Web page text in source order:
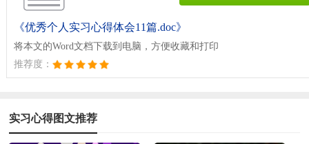
《优秀个人实习心得体会11篇.doc》
将本文的Word文档下载到电脑，方便收藏和打印
推荐度：
实习心得图文推荐